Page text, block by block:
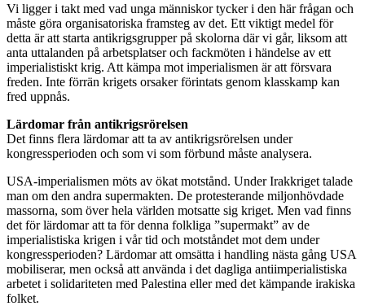
Vi ligger i takt med vad unga människor tycker i den här frågan och
måste göra organisatoriska framsteg av det. Ett viktigt medel för
detta är att starta antikrigsgrupper på skolorna där vi går, liksom att
anta uttalanden på arbetsplatser och fackmöten i händelse av ett
imperialistiskt krig. Att kämpa mot imperialismen är att försvara
freden. Inte förrän krigets orsaker förintats genom klasskamp kan
fred uppnås.
Lärdomar från antikrigsrörelsen
Det finns flera lärdomar att ta av antikrigsrörelsen under
kongressperioden och som vi som förbund måste analysera.
USA-imperialismen möts av ökat motstånd. Under Irakkriget talade
man om den andra supermakten. De protesterande miljonhövdade
massorna, som över hela världen motsatte sig kriget. Men vad finns
det för lärdomar att ta för denna folkliga ”supermakt” av de
imperialistiska krigen i vår tid och motståndet mot dem under
kongressperioden? Lärdomar att omsätta i handling nästa gång USA
mobiliserar, men också att använda i det dagliga antiimperialistiska
arbetet i solidariteten med Palestina eller med det kämpande irakiska
folket.